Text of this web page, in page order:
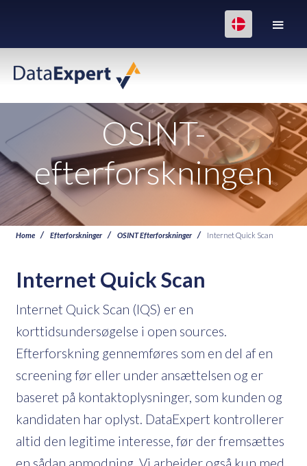
OSINT-
efterforskningen
Home Efterforskninger OSINT Efterforskninger Internet Quick Scan
Internet Quick Scan
Internet Quick Scan (IQS) er en
korttidsundersøgelse i open sources.
Efterforskning gennemføres som en del af en
screening før eller under ansættelsen og er
baseret på kontaktoplysninger, som kunden og
kandidaten har oplyst. DataExpert kontrollerer
altid den legitime interesse, før der fremsættes